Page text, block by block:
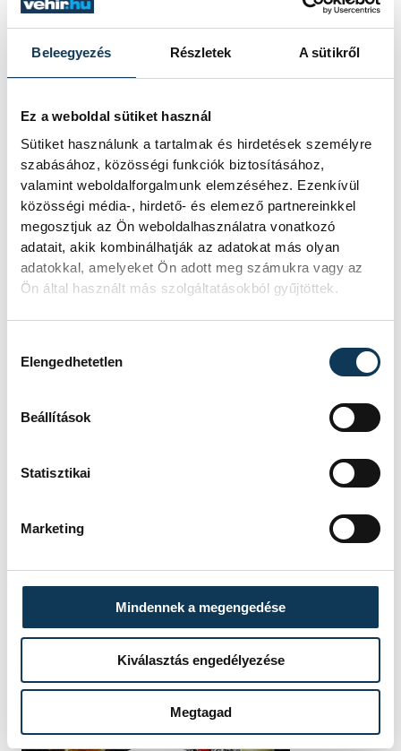
Beleegyezés Részletek A sütikről
Ez a weboldal sütiket használ
Sütiket használunk a tartalmak és hirdetések személyre
szabásához, közösségi funkciók biztosításához,
valamint weboldalforgalmunk elemzéséhez. Ezenkívül
közösségi média-, hirdető- és elemező partnereinkkel
megosztjuk az Ön weboldalhasználatra vonatkozó
adatait, akik kombinálhatják az adatokat más olyan
adatokkal, amelyeket Ön adott meg számukra vagy az
Ön által használt más szolgáltatásokból gyűjtöttek.
Elengedhetetlen
Beállítások
Statisztikai
Marketing
Mindennek a megengedése
Kiválasztás engedélyezése
Megtagad
SZERZŐ
Simon
Dániel